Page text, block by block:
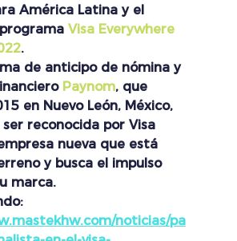
América Latina y el
Visa Everywhere
.
de anticipo de nómina y
Paynom, que
en Nuevo León, México,
reconocida por Visa
nueva que está
y busca el impulso
marca.
noticias/pa